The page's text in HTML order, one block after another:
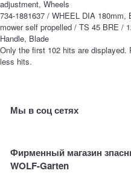
adjustment, Wheels
734-1881637 / WHEEL DIA
mower self propelled / TS 45 BRE /
Handle, Blade
Only the first 102 hits are
less hits.
Мы в соц сетях
Фирменный магазин
WOLF-Garten